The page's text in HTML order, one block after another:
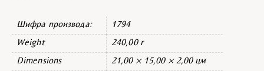
Шифра производа: 1794
Weight 240,00 г
Dimensions 21,00 × 15,00 × 2,00 цм